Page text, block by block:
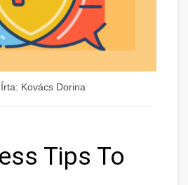
Írta: Kovács Dorina
Tips To